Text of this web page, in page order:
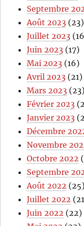
Septembre
Août 2023 (23)
Juillet 2023
Juin 2023 (17)
Mai 2023 (16)
Avril 2023 (21)
Mars 2023 (23)
Février 2023
Janvier 2023
Décembre
Novembre
Octobre 2022
Septembre
Août 2022 (25)
Juillet 2022
Juin 2022 (22)